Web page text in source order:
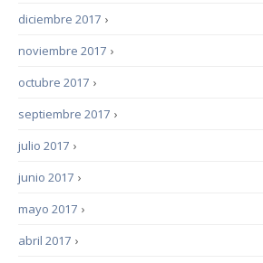
›
diciembre 2017
›
noviembre 2017
›
octubre 2017
›
septiembre 2017
›
julio 2017
›
junio 2017
›
mayo 2017
›
abril 2017